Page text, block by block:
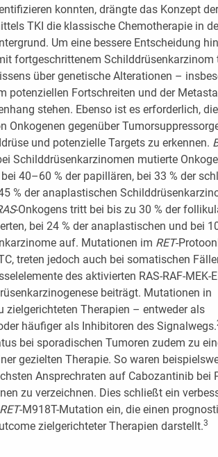
konnten, drängte das Konzept der
TKI die klassische Chemotherapie in
Um eine bessere Entscheidung
fortgeschrittenem Schilddrüsenkarzinom
über genetische Alterationen –
potenziellen Fortschreiten und der
stehen. Ebenso ist es erforderlich, die
Onkogenen gegenüber
und potenzielle Targets zu erkennen.
Schilddrüsenkarzinomen mutierte
40–60 % der papillären, bei 33 % der
% der anaplastischen
-Onkogens tritt bei bis zu 30 % der
bei 24 % der anaplastischen und bei
auf. Mutationen im RET-
treten jedoch auch bei somatischen
des aktivierten RAS-RAF-MEK-
beiträgt. Mutationen in
zielgerichteten Therapien – entweder als
häufiger als Inhibitoren des Signalwegs.
bei sporadischen Tumoren zudem zu
gezielten Therapie. So waren
Ansprechraten auf Cabozantinib bei
zu verzeichnen. Dies schließt ein
RET-M918T-Mutation ein, die einen
zielgerichteter Therapien darstellt.3